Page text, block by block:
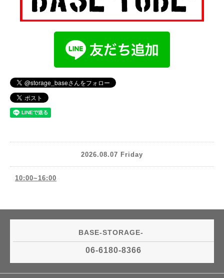
2026.08.07 Friday
10:00~16:00
BASE-STORAGE-
06-6180-8366